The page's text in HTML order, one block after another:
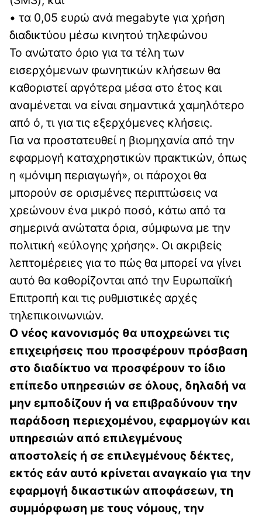
• τα 0,05 ευρώ ανά megabyte για χρήση
διαδικτύου μέσω κινητού τηλεφώνου
Το ανώτατο όριο για τα τέλη των
εισερχόμενων φωνητικών κλήσεων θα
καθοριστεί αργότερα μέσα στο έτος και
αναμένεται να είναι σημαντικά χαμηλότερο
από ό, τι για τις εξερχόμενες κλήσεις.
Για να προστατευθεί η βιομηχανία από την
εφαρμογή καταχρηστικών πρακτικών, όπως
η «μόνιμη περιαγωγή», οι πάροχοι θα
μπορούν σε ορισμένες περιπτώσεις να
χρεώνουν ένα μικρό ποσό, κάτω από τα
σημερινά ανώτατα όρια, σύμφωνα με την
πολιτική «εύλογης χρήσης». Οι ακριβείς
λεπτομέρειες για το πώς θα μπορεί να γίνει
αυτό θα καθορίζονται από την Ευρωπαϊκή
Επιτροπή και τις ρυθμιστικές αρχές
τηλεπικοινωνιών.
Ο νέος κανονισμός θα υποχρεώνει τις
επιχειρήσεις που προσφέρουν πρόσβαση
στο διαδίκτυο να προσφέρουν το ίδιο
επίπεδο υπηρεσιών σε όλους, δηλαδή να
μην εμποδίζουν ή να επιβραδύνουν την
παράδοση περιεχομένου, εφαρμογών και
υπηρεσιών από επιλεγμένους
αποστολείς ή σε επιλεγμένους δέκτες,
εκτός εάν αυτό κρίνεται αναγκαίο για την
εφαρμογή δικαστικών αποφάσεων, τη
συμμόρφωση με τους νόμους, την